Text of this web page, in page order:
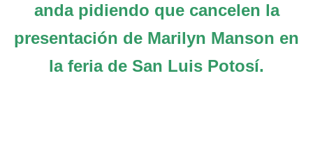
anda pidiendo que cancelen la
presentación de Marilyn Manson en
la feria de San Luis Potosí.